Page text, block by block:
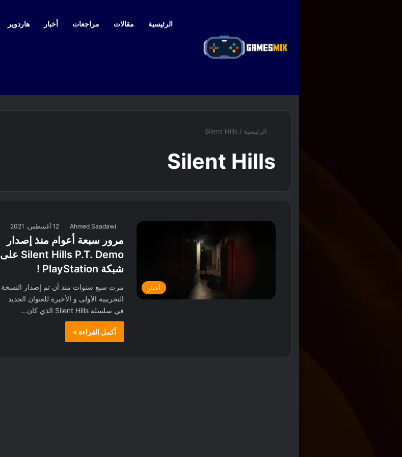
الرئيسية مقالات مراجعات أخبار هاردوير
الرئيسية /
Silent Hills
Silent Hills
أخبار
Ahmed Saadawi 12 أغسطس، 2021
مرور سبعة أعوام منذ إصدار
Silent Hills P.T. Demo على
شبكة PlayStation !
مرت سبع سنوات منذ أن تم إصدار النسخة
التجريبية الأولى و الأخيرة للعنوان الجديد
في سلسلة Silent Hills الذي كان…
أكمل القراءة »